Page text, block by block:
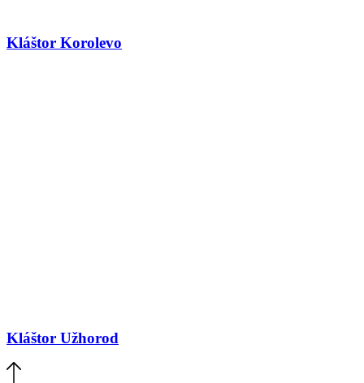
Kláštor Korolevo
Kláštor Užhorod